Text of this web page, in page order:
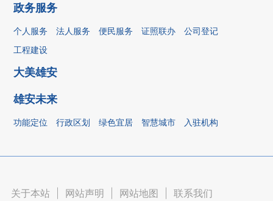
政务服务
个人服务 法人服务 便民服务 证照联办
公司登记
工程建设
大美雄安
雄安未来
功能定位 行政区划 绿色宜居 智慧城市 入驻机构
关于本站 网站声明 网站地图 联系我们